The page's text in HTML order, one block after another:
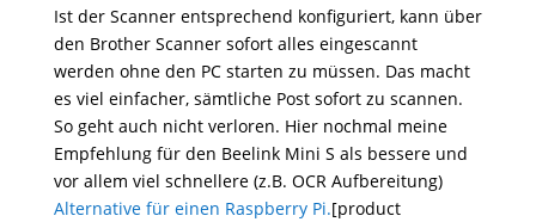
Ist der Scanner entsprechend konfiguriert, kann über
den Brother Scanner sofort alles eingescannt
werden ohne den PC starten zu müssen. Das macht
es viel einfacher, sämtliche Post sofort zu scannen.
So geht auch nicht verloren. Hier nochmal meine
Empfehlung für den Beelink Mini S als bessere und
vor allem viel schnellere (z.B. OCR Aufbereitung)
Alternative für einen Raspberry Pi.[product